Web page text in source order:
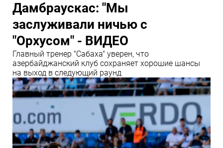
Дамбраускас: "Мы
заслуживали ничью с
"Орхусом" - ВИДЕО
Главный тренер "Сабаха" уверен, что
азербайджанский клуб сохраняет хорошие шансы
на выход в следующий раунд